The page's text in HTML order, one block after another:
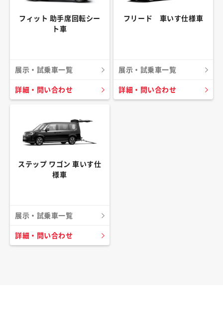
フィット 助手席回転シー
ト車
展示・試乗車一覧
詳細・問い合わせ
フリード 車いす仕様車
展示・試乗車一覧
詳細・問い合わせ
ステップ ワゴン 車いす仕
様車
展示・試乗車一覧
詳細・問い合わせ